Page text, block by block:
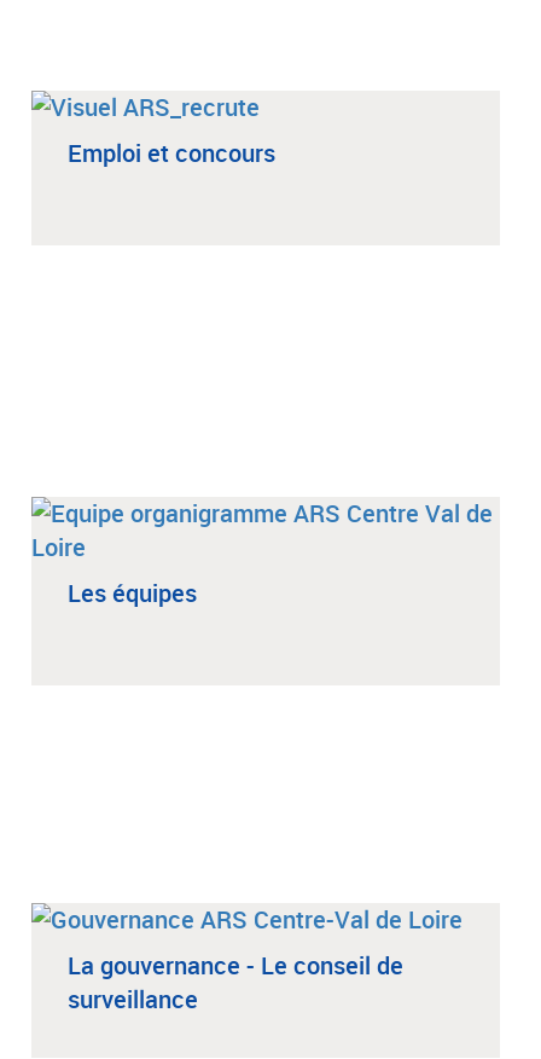
Emploi et concours
Les équipes
La gouvernance - Le conseil de
surveillance